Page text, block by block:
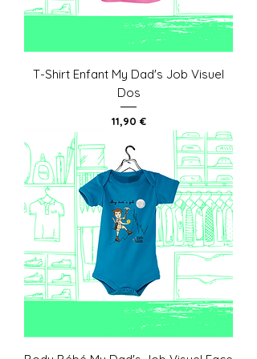
T-Shirt Enfant My Dad's Job Visuel
Dos
Prix
11,90 €